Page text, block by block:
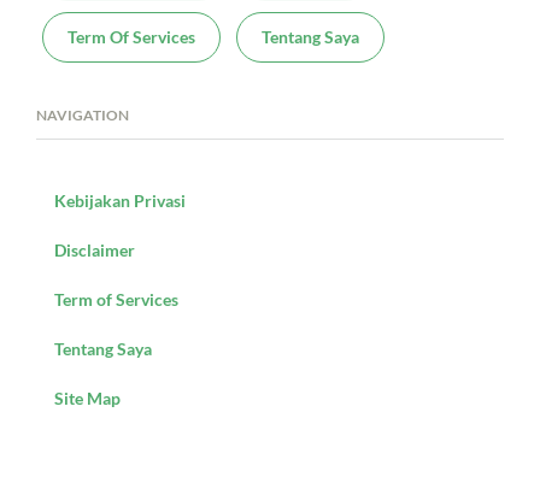
Term Of Services Tentang Saya
NAVIGATION
Kebijakan Privasi
Disclaimer
Term of Services
Tentang Saya
Site Map